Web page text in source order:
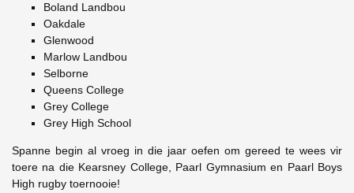
Boland Landbou
Oakdale
Glenwood
Marlow Landbou
Selborne
Queens College
Grey College
Grey High School
Spanne begin al vroeg in die jaar oefen om gereed te wees vir
toere na die Kearsney College, Paarl Gymnasium en Paarl Boys
High rugby toernooie!